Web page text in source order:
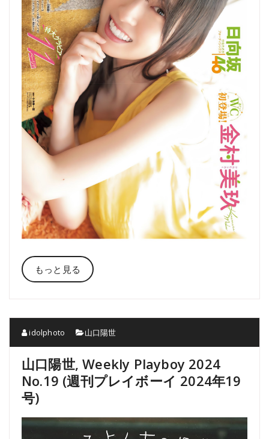
もっと見る
idolphoto 山口陽世
山口陽世, Weekly Playboy 2024
No.19 (週刊プレイボーイ 2024年19
号)